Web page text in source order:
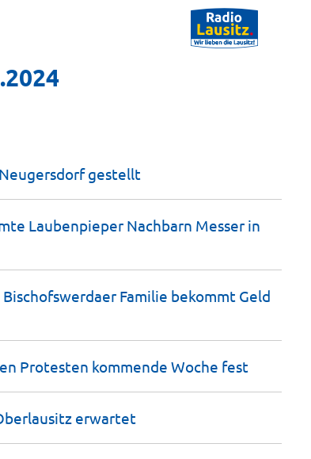
gestellt
Laubenpieper Nachbarn Messer in
Familie bekommt Geld
Protesten kommende Woche fest
erwartet